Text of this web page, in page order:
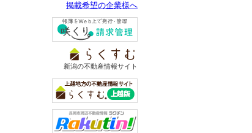
掲載希望の企業様へ
新潟の不動産情報サイト